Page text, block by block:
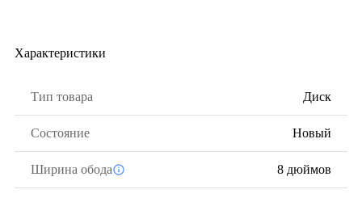
Характеристики
Тип товара Диск
Состояние Новый
Ширина обода 8 дюймов